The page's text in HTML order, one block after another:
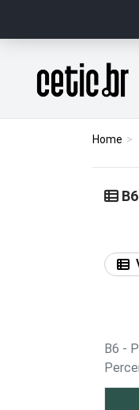
Página inicial
Home
B6 -